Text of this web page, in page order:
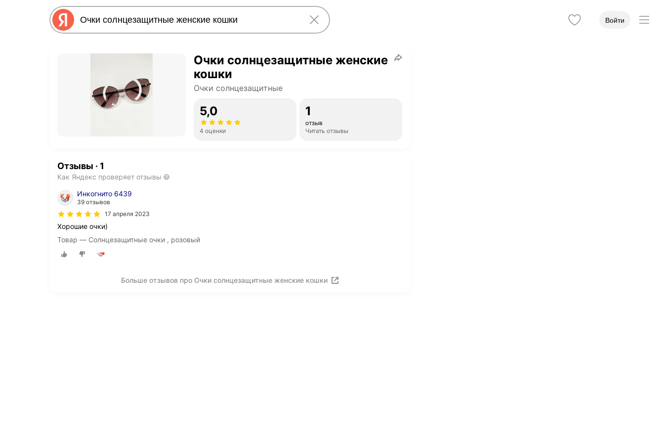
Войти
Очки солнцезащитные женские
кошки
Очки солнцезащитные
5,0
4 оценки
1
отзыв
Читать отзывы
Отзывы · 1
Как Яндекс проверяет отзывы
Инкогнито 6439
39 отзывов
17 апреля 2023
Хорошие очки)
Товар — Солнцезащитные очки , розовый
Больше отзывов про Очки солнцезащитные женские кошки